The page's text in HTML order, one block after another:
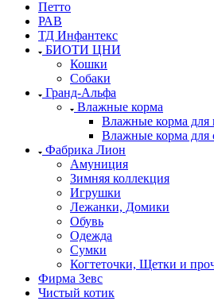
Петто
РАВ
ТД Инфантекс
БИОТИ ЦНИ
Кошки
Собаки
Гранд-Альфа
Влажные корма
Влажные корма для
Влажные корма для
Фабрика Лион
Амуниция
Зимняя коллекция
Игрушки
Лежанки, Домики
Обувь
Одежда
Сумки
Когтеточки, Щетки и
Фирма Зевс
Чистый котик